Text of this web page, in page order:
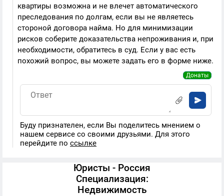
квартиры возможна и не влечет автоматического
преследования по долгам, если вы не являетесь
стороной договора найма. Но для минимизации
рисков соберите доказательства непроживания и, при
необходимости, обратитесь в суд. Если у вас есть
похожий вопрос, вы можете задать его в форме ниже.
Донаты
Буду признателен, если Вы поделитесь мнением о
нашем сервисе со своими друзьями. Для этого
перейдите по ссылке
Юристы - Россия
Специализация:
Недвижимость